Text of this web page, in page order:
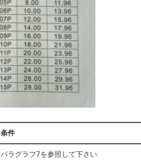
条件
パラグラフ7を参照して下さい